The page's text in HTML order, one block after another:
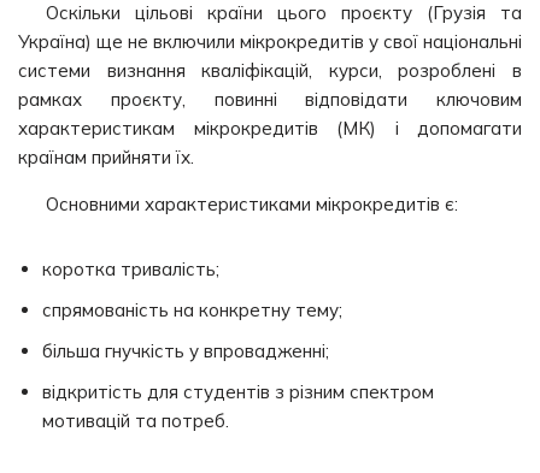
Оскільки цільові країни цього проєкту (Грузія та
Україна) ще не включили мікрокредитів у свої національні
системи визнання кваліфікацій, курси, розроблені в
рамках проєкту, повинні відповідати ключовим
характеристикам мікрокредитів (МК) і допомагати
країнам прийняти їх.
Основними характеристиками мікрокредитів є:
коротка тривалість;
спрямованість на конкретну тему;
більша гнучкість у впровадженні;
відкритість для студентів з різним спектром
мотивацій та потреб.